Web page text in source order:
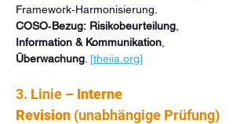
Framework‑Harmonisierung.
COSO‑Bezug: Risikobeurteilung
Information & Kommunikation
Überwachung [theiia.org]
3. Linie – Interne
Revision (unabhängige Prüfung)